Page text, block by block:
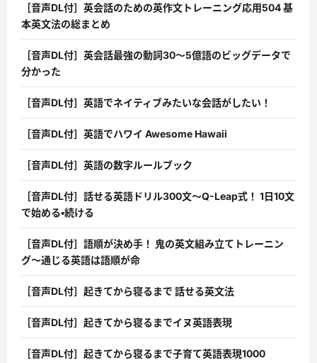
［音声DL付］英会話のための英作文トレーニング応用504 基
本英文法の総まとめ
［音声DL付］英会話最強の動詞30〜5億語のビッグデータで
分かった
［音声DL付］英語でネイティブみたいな会話がしたい！
［音声DL付］英語でハワイ Awesome Hawaii
［音声DL付］英語の数字ルールブック
［音声DL付］話せる英語ドリル300文〜Q-Leap式！ 1日10文
で始める・続ける
［音声DL付］語順が決め手！ 鬼の英文組み立てトレーニン
グ〜通じる英語は語順が命
［音声DL付］起きてから寝るまで 話せる英文法
［音声DL付］起きてから寝るまでイヌ英語表現
［音声DL付］起きてから寝るまで子育て英語表現1000